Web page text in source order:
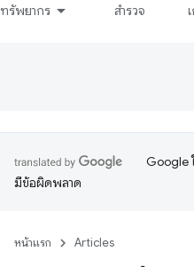
ทรัพยากร สำรวจ
Google
มีข้อผิดพลาด
หน้าแรก Articles